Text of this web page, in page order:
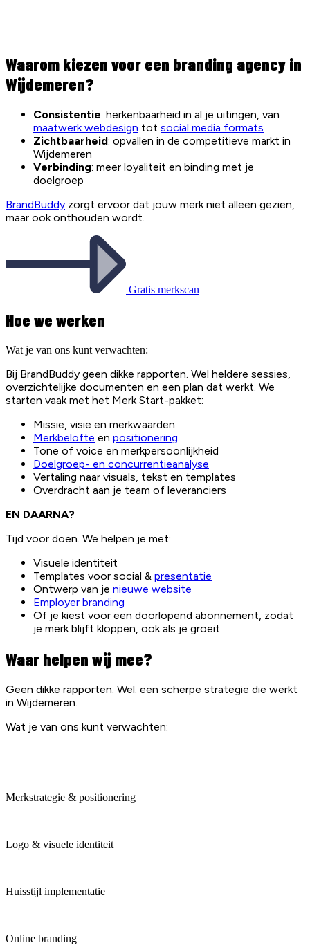
Waarom kiezen voor een branding agency in
Wijdemeren?
Consistentie: herkenbaarheid in al je uitingen, van
maatwerk webdesign tot social media formats
Zichtbaarheid: opvallen in de competitieve markt in
Wijdemeren
Verbinding: meer loyaliteit en binding met je
doelgroep
BrandBuddy zorgt ervoor dat jouw merk niet alleen gezien,
maar ook onthouden wordt.
Gratis merkscan
Hoe we werken
Wat je van ons kunt verwachten:
Bij BrandBuddy geen dikke rapporten. Wel heldere sessies,
overzichtelijke documenten en een plan dat werkt. We
starten vaak met het Merk Start-pakket:
Missie, visie en merkwaarden
Merkbelofte en positionering
Tone of voice en merkpersoonlijkheid
Doelgroep- en concurrentieanalyse
Vertaling naar visuals, tekst en templates
Overdracht aan je team of leveranciers
EN DAARNA?
Tijd voor doen. We helpen je met:
Visuele identiteit
Templates voor social & presentatie
Ontwerp van je nieuwe website
Employer branding
Of je kiest voor een doorlopend abonnement, zodat
je merk blijft kloppen, ook als je groeit.
Waar helpen wij mee?
Geen dikke rapporten. Wel: een scherpe strategie die werkt
in Wijdemeren.
Wat je van ons kunt verwachten:
Merkstrategie & positionering
Logo & visuele identiteit
Huisstijl implementatie
Online branding